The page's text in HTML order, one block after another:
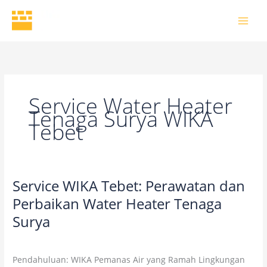
content
Service Water Heater
Tenaga Surya WIKA
Tebet
Service WIKA Tebet: Perawatan dan
Perbaikan Water Heater Tenaga
Surya
Pendahuluan: WIKA Pemanas Air yang Ramah Lingkungan
Service
Tebet:
Perawatan
Water